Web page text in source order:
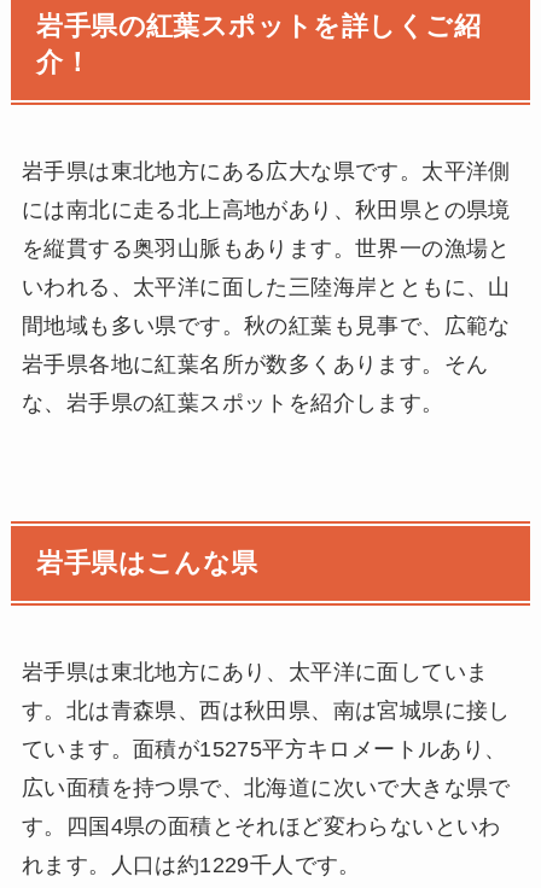
岩手県の紅葉スポットを詳しくご紹
介！
岩手県は東北地方にある広大な県です。太平洋側
には南北に走る北上高地があり、秋田県との県境
を縦貫する奥羽山脈もあります。世界一の漁場と
いわれる、太平洋に面した三陸海岸とともに、山
間地域も多い県です。秋の紅葉も見事で、広範な
岩手県各地に紅葉名所が数多くあります。そん
な、岩手県の紅葉スポットを紹介します。
岩手県はこんな県
岩手県は東北地方にあり、太平洋に面していま
す。北は青森県、西は秋田県、南は宮城県に接し
ています。面積が15275平方キロメートルあり、
広い面積を持つ県で、北海道に次いで大きな県で
す。四国4県の面積とそれほど変わらないといわ
れます。人口は約1229千人です。